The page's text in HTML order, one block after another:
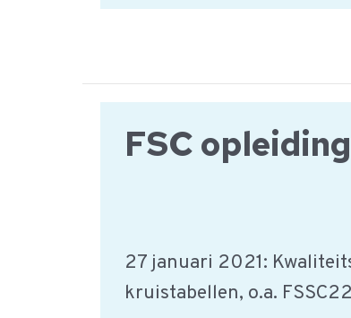
FSC
27 januari 2021:
kruistabellen, o.a.